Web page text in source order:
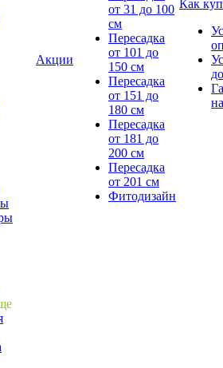
Акции
от 31 до 100
см
Пересадка
от 101 до
150 см
Пересадка
от 151 до
180 см
Пересадка
от 181 до
200 см
Пересадка
от 201 см
Фитодизайн
Как